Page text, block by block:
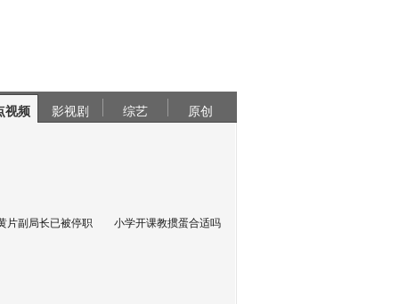
视频 影视剧 综艺 原创
片副局长已被停职 小学开课教掼蛋合适吗